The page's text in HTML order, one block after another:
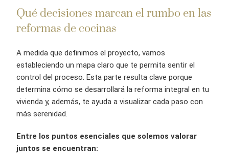
Qué decisiones marcan el rumbo en las
reformas de cocinas
A medida que definimos el proyecto, vamos
estableciendo un mapa claro que te permita sentir el
control del proceso. Esta parte resulta clave porque
determina cómo se desarrollará la reforma integral en tu
vivienda y, además, te ayuda a visualizar cada paso con
más serenidad.
Entre los puntos esenciales que solemos valorar
juntos se encuentran: